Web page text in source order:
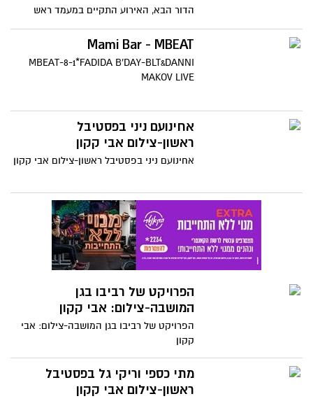
הדור הבא, האירוע התקיים במעמד ראש
מר אלי פולק בספריית כותר ראשון - תרמ"ב.
Mami Bar - MBEAT
MBEAT-8-1*FADIDA B'DAY-BLT&DANNI
MAKOV LIVE
אחינועם ניני בפסטיבל
ראשון-צילום אבי קקון
אחינועם ניני בפסטיבל ראשון-צילום אבי קקון
הפרויקט של רביבו בגן
המושבה-צילום: אבי קקון
הפרויקט של רביבו בגן המושבה-צילום: אבי
קקון
מתי כספי וריקי גל בפסטיבל
ראשון-צילום אבי קקון